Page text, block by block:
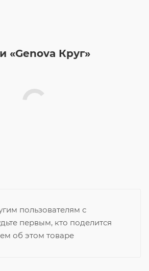
«Genova Круг»
пользователям с
первым, кто поделится
об этом товаре